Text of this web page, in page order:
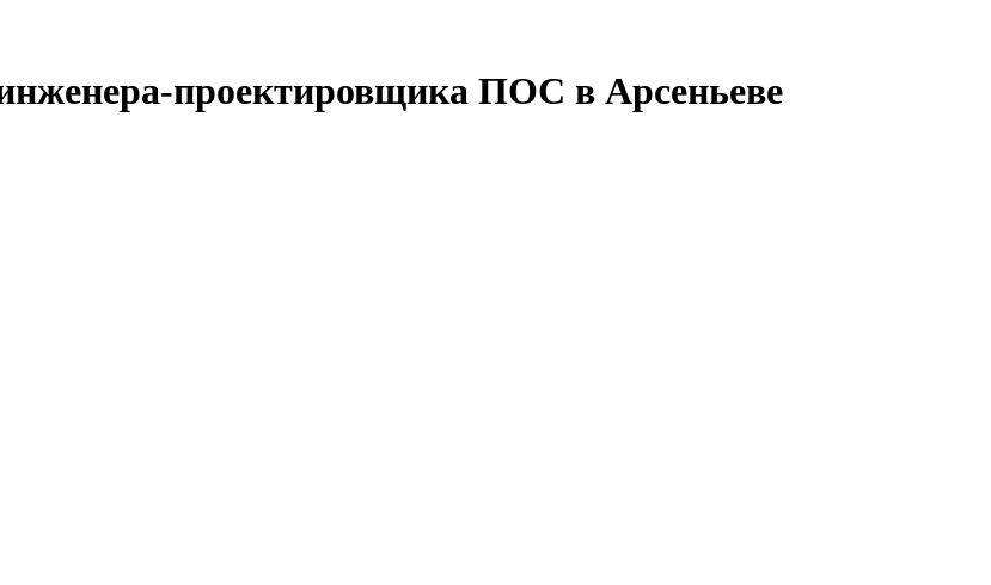
проектировщика ПОС в Арсеньеве